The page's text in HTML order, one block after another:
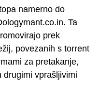
namerno do
Ta
prek
povezanih s torrent
za pretakanje,
drugimi vprašljivimi